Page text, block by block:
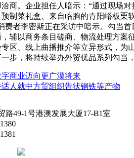
商。企业担任人暗示：“通过现场
制菜礼盒、来自临朐的青阳峪板
费者李密斯正在采访中暗示。勾当
辅以商务条目磋商、物流处理方案
区、线上曲播推介等立异形式，
步，将持续举办外贸优品系列勾当
商业迈向更广漠将来
人就中方贸组织告状钢铁等产物
路49-1号港澳发展大厦17-B1室